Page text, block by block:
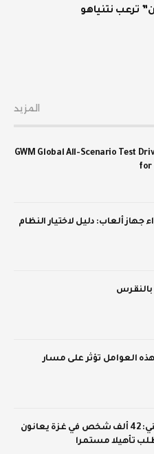
ترعب نتنياهو
المزيد
GWM Global All-Scenario Test
for
جهاز ألعاب: دليل لاختيار النظام
بالنقرس
العوامل تؤثر على مسار
الإحصاء الفلسطيني: 42 ألف شخص في غزة يعانون
تأهيلا مستمرا